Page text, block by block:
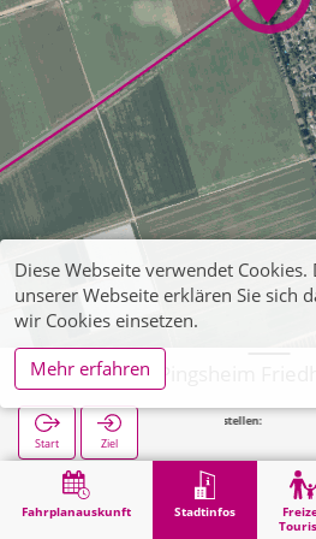
Fahrplanauskunft Stadtinfos
Start Ziel
Nächste Haltestellen:
Stadtinfos Nörvenich, Pingsheim
Diese Webseite verwendet
unserer Webseite erklären Sie sich
wir Cookies einsetzen.
Mehr erfahren